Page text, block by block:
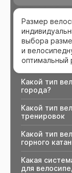
Размер
выбора
и
оптимальный
Какой тип
города?
Какой тип
тренировок
Какой тип
горного
Какая
для